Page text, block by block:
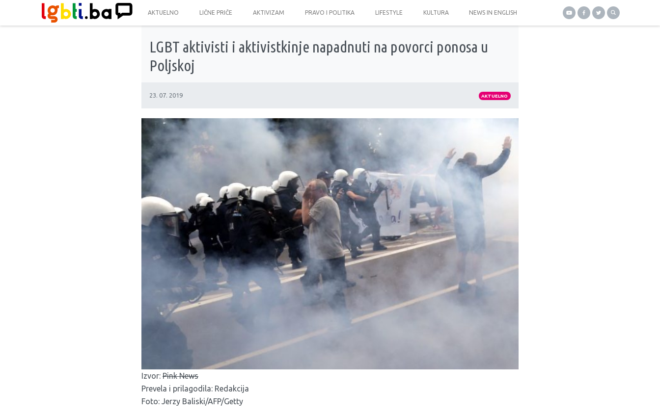
AKTUELNO LIČNE PRIČE AKTIVIZAM PRAVO I POLITIKA LIFESTYLE KULTURA NEWS IN ENGLISH
LGBT aktivisti i aktivistkinje napadnuti na povorci ponosa u
Poljskoj
23. 07. 2019 AKTUELNO
Izvor: Pink News
Prevela i prilagodila: Redakcija
Foto: Jerzy Baliski/AFP/Getty